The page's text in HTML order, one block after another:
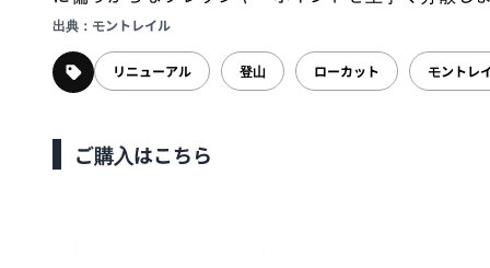
出典：モントレイル
リニューアル 登山 ローカット モントレ
ご購入はこちら